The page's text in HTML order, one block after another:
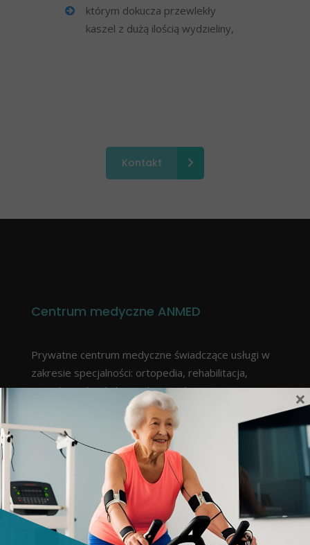
którym dokucza przewlekły
kaszel z dużą ilością wydzieliny,
Kontakt
Centrum medyczne ANMED
Prywatne centrum medyczne świadczące usługi w
zakresie specjalności: ortopedia, rehabilitacja,
neurologia, kardiologia, dermatologia,
endokrynologia, laryngologia, pulmonologia,
diagnostyka ultrasonograficzna.
Godziny otwarcia placówki
Pon. - Pt. 9.00-20.00 Sb. 8.00-14.00 Ndz. zamknięte
Godziny pracy rejestracji
Pon. - Pt. 8.00-20.00 Sb. 8.00-14.00 Ndz. zamknięte
×